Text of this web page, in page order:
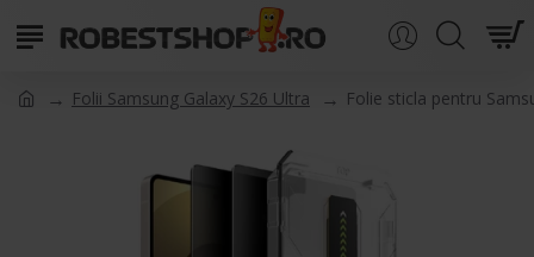
Folii Samsung Galaxy S26 Ultra Folie sticla pentru